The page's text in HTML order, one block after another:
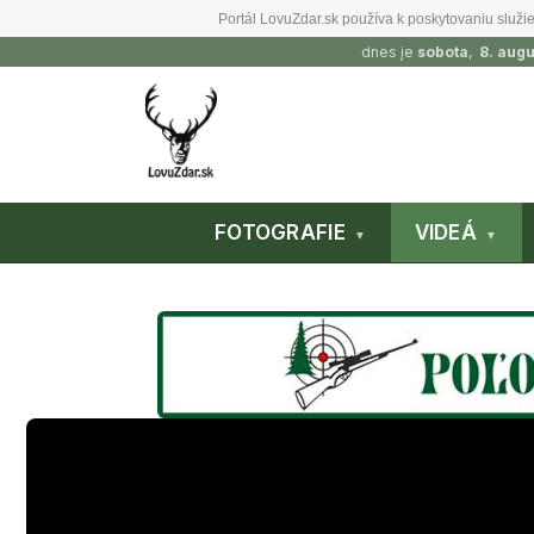
Portál LovuZdar.sk používa k poskytovaniu
dnes je sobota, 8.
FOTOGRAFIE VIDEÁ